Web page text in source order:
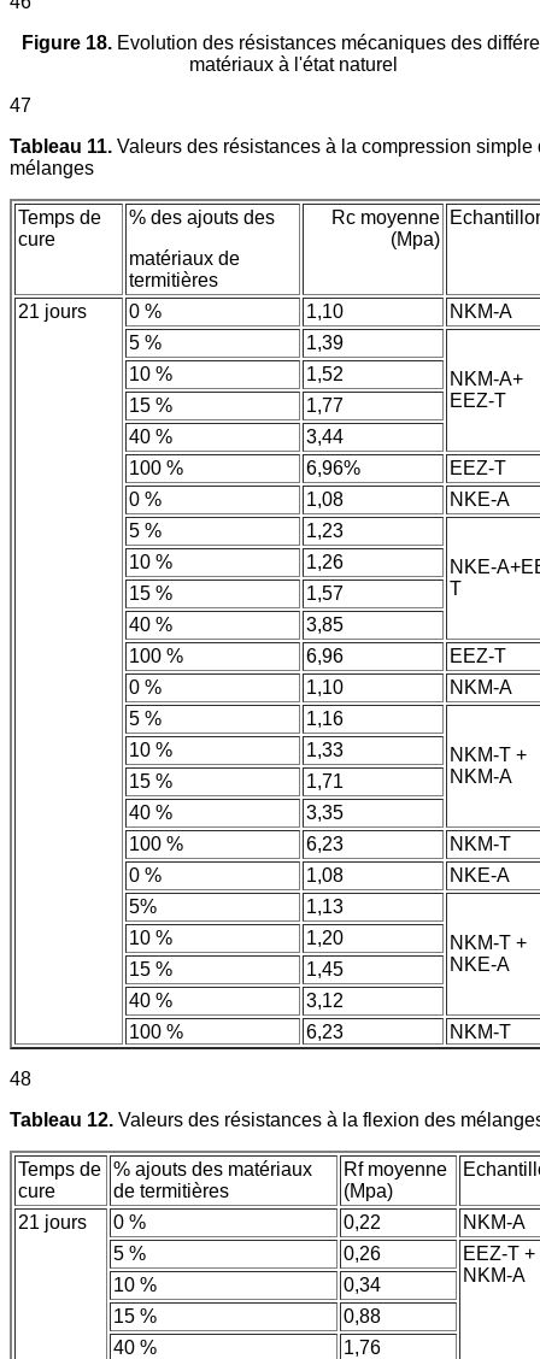
Figure 18. Evolution des résistances mécaniques des
matériaux à l'état naturel
47
Tableau 11. Valeurs des résistances à la compression simple
mélanges
Temps de
cure
% des ajouts des
matériaux de
termitières
Rc moyenne
(Mpa)
21 jours 0 % 1,10
NKM-A
5 %
1,39
NKM-A+
EEZ-T
10 %
1,52
15 %
1,77
40 %
3,44
100 %
6,96%
EEZ-T
0 %
1,08
NKE-A
5 %
1,23
NKE-
T
10 %
1,26
15 %
1,57
40 %
3,85
100 %
6,96
EEZ-T
0 %
1,10
NKM-A
5 %
1,16
NKM-T +
NKM-A
10 %
1,33
15 %
1,71
40 %
3,35
100 %
6,23
NKM-T
0 %
1,08
NKE-A
5%
1,13
NKM-T +
NKE-A
10 %
1,20
15 %
1,45
40 %
3,12
100 %
6,23 NKM-T
48
Tableau 12. Valeurs des résistances à la flexion des
Temps de
cure
% ajouts des matériaux
de termitières
Rf moyenne
(Mpa)
21 jours 0 % 0,22
NKM-A
5 %
0,26
EEZ-T +
NKM-A
10 %
0,34
15 %
0,88
40 %
1,76